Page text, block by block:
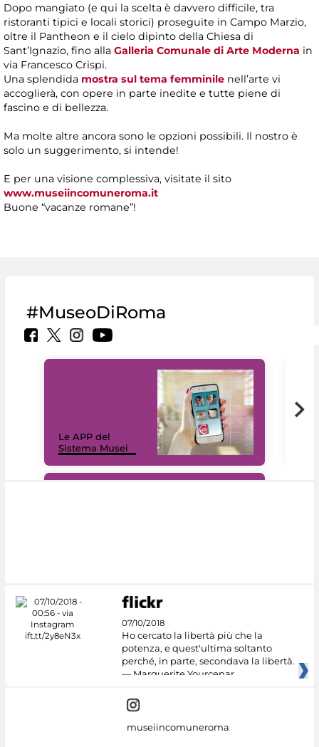
Dopo mangiato (e qui la scelta è davvero difficile, tra
ristoranti tipici e locali storici) proseguite in Campo Marzio,
oltre il Pantheon e il cielo dipinto della Chiesa di
Sant’Ignazio, fino alla Galleria Comunale di Arte Moderna in
via Francesco Crispi.
Una splendida mostra sul tema femminile nell’arte vi
accoglierà, con opere in parte inedite e tutte piene di
fascino e di bellezza.
Ma molte altre ancora sono le opzioni possibili. Il nostro è
solo un suggerimento, si intende!
E per una visione complessiva, visitate il sito
www.museiincomuneroma.it
Buone “vacanze romane”!
#MuseoDiRoma
Le APP del
Sistema Musei
07/10/2018
Ho cercato la libertà più che la
potenza, e quest'ultima soltanto
perché, in parte, secondava la libertà.
— Marguerite Yourcenar
museiincomuneroma